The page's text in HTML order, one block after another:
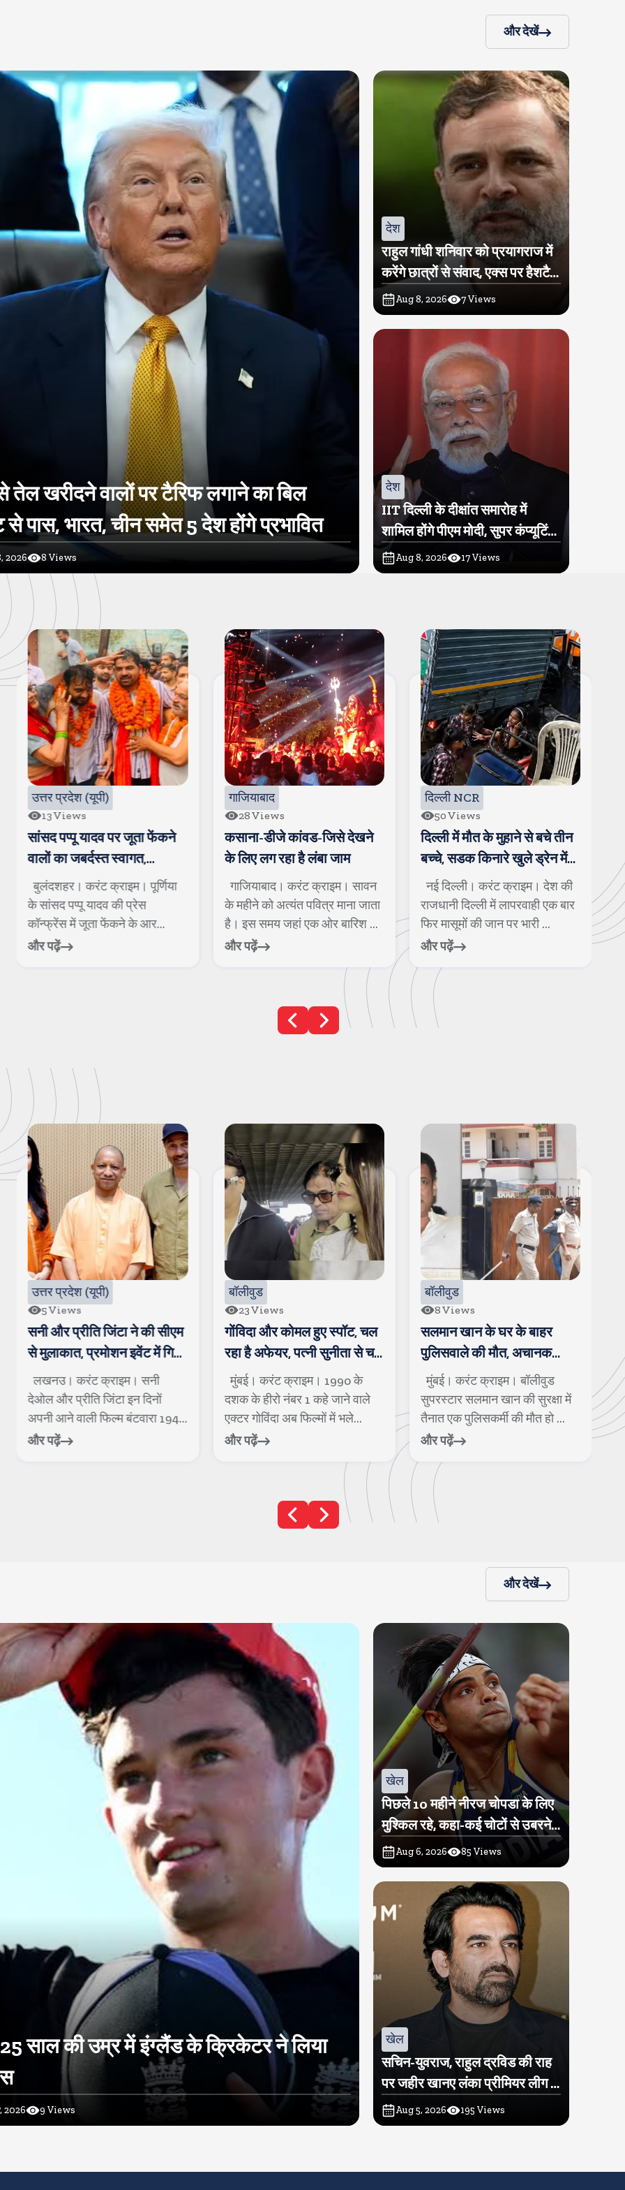
और देखें
खरीदने वालों पर टैरिफ लगाने का बिल
से पास, भारत, चीन समेत 5 देश होंगे प्रभावित
2026 8 Views
देश
राहुल गांधी शनिवार को प्रयागराज में
करेंगे छात्रों से संवाद, एक्स पर हैशटैग
चलाया
Aug 8, 2026 7Views
देश
IIT दिल्ली के दीक्षांत समारोह में
शामिल होंगे पीएम मोदी, सुपर कंप्यूटिंग
सुविधा परम प्रज्ञा का होगा शुभारंभ
Aug 8, 2026 17Views
उत्तर प्रदेश (यूपी)
13Views
सांसद पप्पू यादव पर जूता फेंकने
वालों का जबर्दस्त स्वागत,
अखिलेश ने वीडियो पोस्ट कर
बीजेपी पर कसा तंज
बुलंदशहर। करंट क्राइम। पूर्णिया
के सांसद पप्पू यादव की प्रेस
कॉन्फ्रेंस में जूता फेंकने के आर...
और पढ़ें
गाजियाबाद
28Views
कसाना-डीजे कांवड-जिसे देखने
के लिए लग रहा है लंबा जाम
गाजियाबाद। करंट क्राइम। सावन
के महीने को अत्यंत पवित्र माना जाता
है। इस समय जहां एक ओर बारिश ...
और पढ़ें
दिल्ली NCR
50Views
दिल्ली में मौत के मुहाने से बचे तीन
बच्चे, सडक किनारे खुले ड्रेन में
जा गिरे
नई दिल्ली। करंट क्राइम। देश की
राजधानी दिल्ली में लापरवाही एक बार
फिर मासूमों की जान पर भारी ...
और पढ़ें
उत्तर प्रदेश (यूपी)
5Views
सनी और प्रीति जिंटा ने की सीएम
से मुलाकात, प्रमोशन इवेंट में गिर
जाने से एक व्यक्ति घायल
लखनउ। करंट क्राइम। सनी
देओल और प्रीति जिंटा इन दिनों
अपनी आने वाली फिल्म बंटवारा 1947
को लेकर...
और पढ़ें
बॉलीवुड
23Views
गोंविदा और कोमल हुए स्पॉट, चल
रहा है अफेयर, पत्नी सुनीता से चल
रही है खटपट
मुंबई। करंट क्राइम। 1990 के
दशक के हीरो नंबर 1 कहे जाने वाले
एक्टर गोविंदा अब फिल्मों में भले...
और पढ़ें
बॉलीवुड
8Views
सलमान खान के घर के बाहर
पुलिसवाले की मौत, अचानक
बीमार पडकर गिर पडे
मुंबई। करंट क्राइम। बॉलीवुड
सुपरस्टार सलमान खान की सुरक्षा में
तैनात एक पुलिसकर्मी की मौत हो ...
और पढ़ें
और देखें
25 साल की उम्र में इंग्लैंड के क्रिकेटर ने लिया
2026 9 Views
खेल
पिछले 10 महीने नीरज चोपडा के लिए
मुश्किल रहे, कहा-कई चोटों से उबरने में
परेशानी हुई
Aug 6, 2026 85 Views
खेल
सचिन-युवराज, राहुल द्रविड की राह
पर जहीर खानए लंका प्रीमियर लीग में
खरीदी टीम
Aug 5, 2026 195 Views